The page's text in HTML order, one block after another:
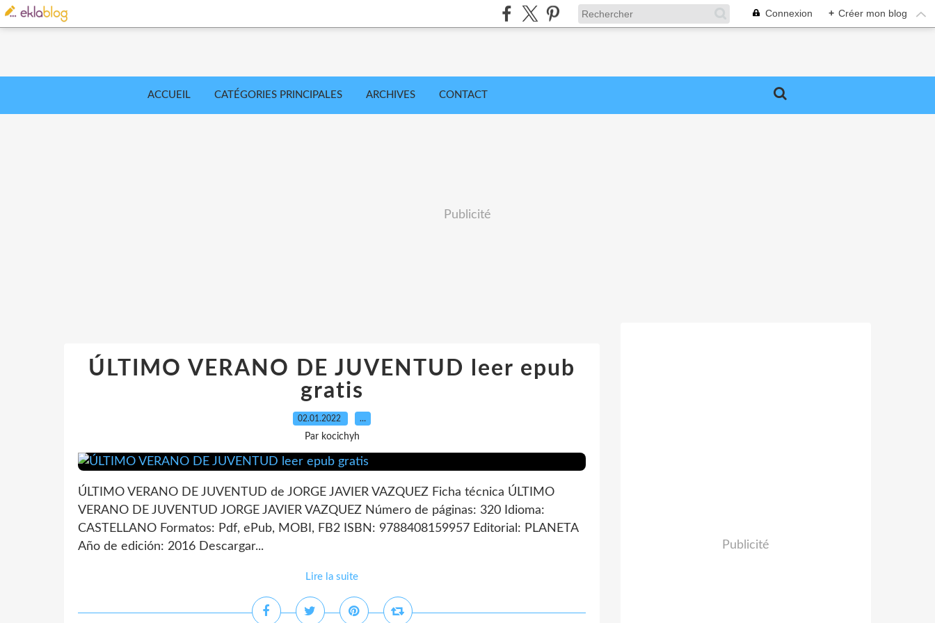
Connexion + Créer mon blog
ACCUEIL CATÉGORIES PRINCIPALES ARCHIVES CONTACT
Publicité
ÚLTIMO VERANO DE JUVENTUD leer epub
gratis
02.01.2022 …
Par kocichyh
ÚLTIMO VERANO DE JUVENTUD de JORGE JAVIER VAZQUEZ Ficha técnica ÚLTIMO
VERANO DE JUVENTUD JORGE JAVIER VAZQUEZ Número de páginas: 320 Idioma:
CASTELLANO Formatos: Pdf, ePub, MOBI, FB2 ISBN: 9788408159957 Editorial: PLANETA
Año de edición: 2016 Descargar...
Lire la suite
Publicité